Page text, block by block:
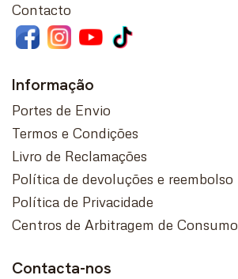
Contacto
Informação
Portes de Envio
Termos e Condições
Livro de Reclamações
Política de devoluções e reembolso
Política de Privacidade
Centros de Arbitragem de Consumo
Contacta-nos